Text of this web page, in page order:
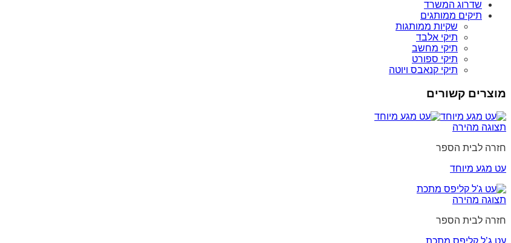
שדרוג המשרד
תיקים ממותגים
שקיות ממותגות
תיקי אלבד
תיקי מחשב
תיקי ספורט
תיקי קנאבס ויוטה
מוצרים קשורים
תצוגה מהירה
חזרה לבית הספר
עט מגע מיוחד
תצוגה מהירה
חזרה לבית הספר